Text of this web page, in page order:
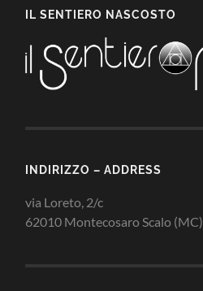
IL SENTIERO NASCOSTO
INDIRIZZO – ADDRESS
via Loreto, 2/c
62010 Montecosaro Scalo (MC)